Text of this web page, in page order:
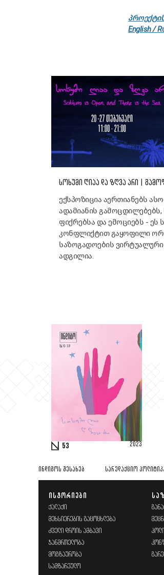
English /
ᲡᲝᲮᲣᲛᲘ ᲦᲘᲐᲐ ᲓᲐ ᲖᲦᲕᲐ ᲐᲠᲘ |
ექსპოზიცია აერთიანებს
ადამიანის გამოცდილებებს,
ფიქრებსა და ემოციებს - ეს
კონფლიქტით გაყოფილი
საზოგადოების
ადგილია.
53 2023
ᲘᲜᲓᲘᲒᲝᲡ ᲨᲔᲡᲐᲮᲔᲑ ᲡᲐᲠᲔᲓᲐᲥᲪᲘᲝ
ᲘᲡᲢᲝᲠᲘᲔᲑᲘ
ᲥᲐᲚᲐᲥᲘ
ᲛᲔᲮᲡᲘᲔᲠᲔᲑᲘᲡ ᲒᲐᲪᲝᲪᲮᲚᲔᲑᲐ
ᲫᲕᲔᲚᲘ ᲓᲠᲝᲘᲡ ᲐᲛᲑᲐᲕᲘ
ᲯᲐᲜᲛᲠᲗᲔᲚᲝᲑᲐ
ᲛᲝᲒᲖᲐᲣᲠᲝᲑᲐ
ᲡᲐᲛᲖᲐᲠᲔᲣᲚᲝ